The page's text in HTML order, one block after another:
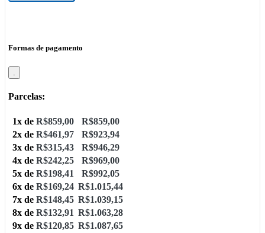
Formas de pagamento
Parcelas:
1x de R$859,00 R$859,00
2x de R$461,97 R$923,94
3x de R$315,43 R$946,29
4x de R$242,25 R$969,00
5x de R$198,41 R$992,05
6x de R$169,24 R$1.015,44
7x de R$148,45 R$1.039,15
8x de R$132,91 R$1.063,28
9x de R$120,85 R$1.087,65